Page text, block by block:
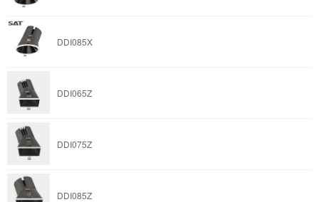
DDI085X
DDI065Z
DDI075Z
DDI085Z